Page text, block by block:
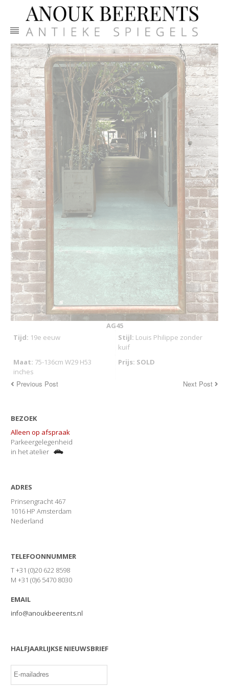
AG45
Tijd: 19e eeuw Stijl: Louis Philippe zonder
kuif
Maat: 75-136cm W29 H53
inches
Prijs: SOLD
Previous Post Next Post
BEZOEK
Alleen op afspraak
Parkeergelegenheid
in het atelier
ADRES
Prinsengracht 467
1016 HP Amsterdam
Nederland
TELEFOONNUMMER
T +31 (0)20 622 8598
M +31 (0)6 5470 8030
EMAIL
info@anoukbeerents.nl
HALFJAARLIJKSE NIEUWSBRIEF